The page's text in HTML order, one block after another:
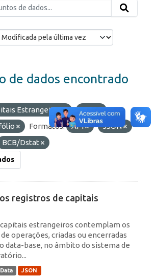
de dados encontrado
Estrangeiros
RDE
Formatos: API
JSON
BCB/Dstat
registros de capitais
estrangeiros contemplam os
operações, criadas ou encerradas
data-base, no âmbito do sistema de
JSON